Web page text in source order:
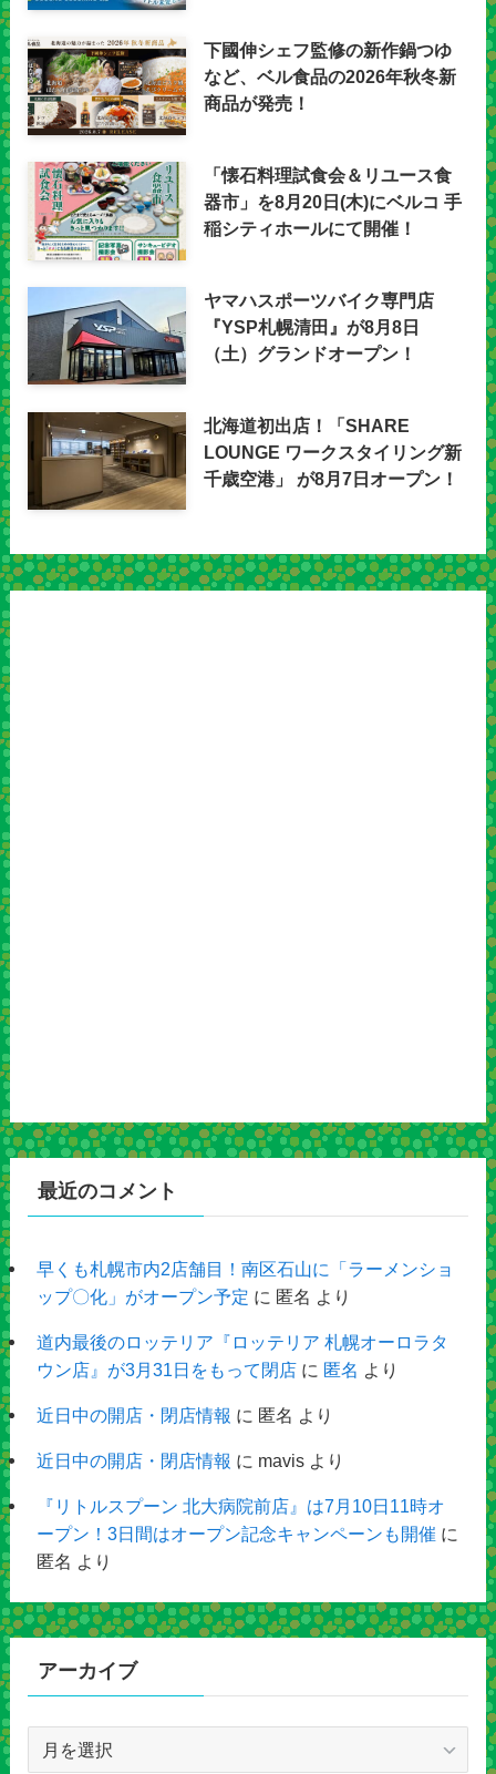
下國伸シェフ監修の新作鍋つゆ
など、ベル食品の2026年秋冬新
商品が発売！
「懐石料理試食会＆リユース食
器市」を8月20日(木)にベルコ 手
稲シティホールにて開催！
ヤマハスポーツバイク専門店
『YSP札幌清田』が8月8日
（土）グランドオープン！
北海道初出店！「SHARE
LOUNGE ワークスタイリング新
千歳空港」 が8月7日オープン！
最近のコメント
早くも札幌市内2店舗目！南区石山に「ラーメンショ
ップ〇化」がオープン予定 に 匿名 より
道内最後のロッテリア『ロッテリア 札幌オーロラタ
ウン店』が3月31日をもって閉店に 匿名 より
近日中の開店・閉店情報 に 匿名 より
近日中の開店・閉店情報 に mavisより
『リトルスプーン 北大病院前店』は7月10日11時オ
ープン！3日間はオープン記念キャンペーンも開催 に
匿名 より
アーカイブ